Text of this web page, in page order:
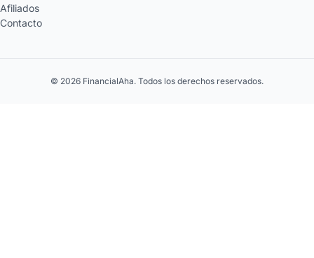
Afiliados
Contacto
© 2026 FinancialAha. Todos los derechos reservados.